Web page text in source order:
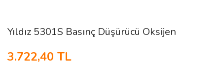
Yıldız 5301S Basınç Düşürücü Oksijen
3.722,40 TL